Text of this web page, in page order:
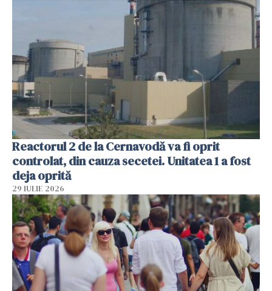
Reactorul 2 de la Cernavodă va fi oprit
controlat, din cauza secetei. Unitatea 1 a fost
deja oprită
29 IULIE 2026